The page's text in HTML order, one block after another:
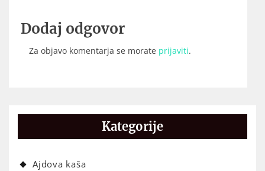
Dodaj odgovor
Za objavo komentarja se morate prijaviti.
Kategorije
Ajdova kaša